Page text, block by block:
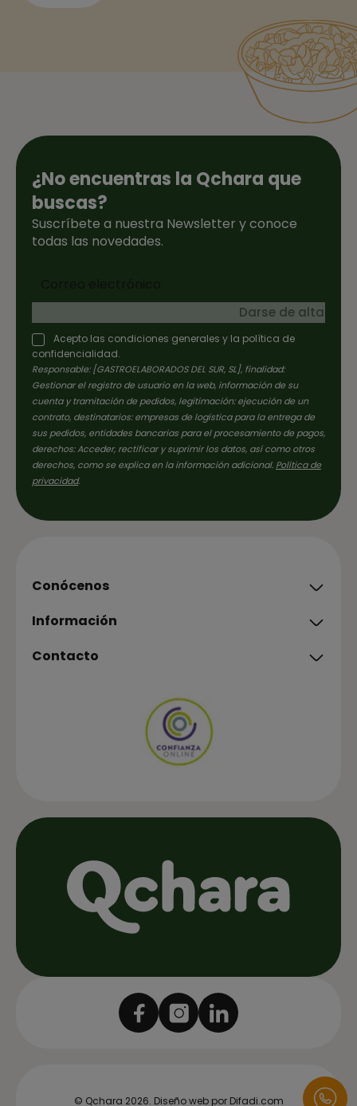
¿No encuentras la Qchara que
buscas?
Suscríbete a nuestra Newsletter y conoce
todas las novedades.
Darse de alta
Acepto las condiciones generales y la política de
confidencialidad.
Responsable: [GASTROELABORADOS DEL SUR, SL], finalidad:
Gestionar el registro de usuario en la web, información de su
cuenta y tramitación de pedidos, legitimación: ejecución de un
contrato, destinatarios: empresas de logística para la entrega de
sus pedidos, entidades bancarias para el procesamiento de pagos,
derechos: Acceder, rectificar y suprimir los datos, así como otros
derechos, como se explica en la información adicional. Política de
privacidad.
Conócenos
Información
Contacto
© Qchara 2026. Diseño web por Difadi.com